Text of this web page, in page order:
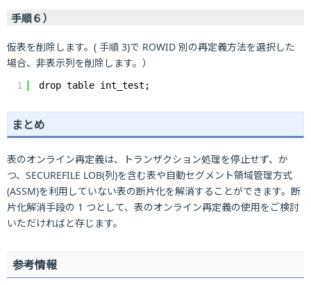
手順６）
仮表を削除します。( 手順 3)で ROWID 別の再定義方法を選択した
場合、非表示列を削除します。）
1 drop table int_test;
まとめ
表のオンライン再定義は、トランザクション処理を停止せず、か
つ、SECUREFILE LOB(列)を含む表や自動セグメント領域管理方式
(ASSM)を利用していない表の断片化を解消することができます。断
片化解消手段の 1 つとして、表のオンライン再定義の使用をご検討
いただければと存じます。
参考情報